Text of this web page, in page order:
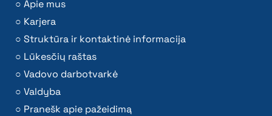
Apie mus
Karjera
Struktūra ir kontaktinė informacija
Lūkesčių raštas
Vadovo darbotvarkė
Valdyba
Pranešk apie pažeidimą